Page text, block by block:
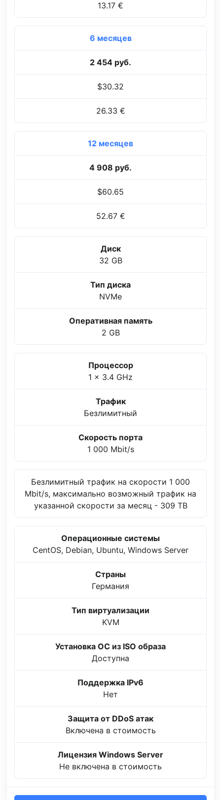
13.17 €
6 месяцев
2 454 руб.
$30.32
26.33 €
12 месяцев
4 908 руб.
$60.65
52.67 €
Диск
32 GB
Тип диска
NVMe
Оперативная память
2 GB
Процессор
1 x 3.4 GHz
Трафик
Безлимитный
Скорость порта
1 000 Mbit/s
Безлимитный трафик на скорости 1 000
Mbit/s, максимально возможный трафик на
указанной скорости за месяц - 309 TB
Операционные системы
CentOS, Debian, Ubuntu, Windows Server
Страны
Германия
Тип виртуализации
KVM
Установка ОС из ISO образа
Доступна
Поддержка IPv6
Нет
Защита от DDoS атак
Включена в стоимость
Лицензия Windows Server
Не включена в стоимость